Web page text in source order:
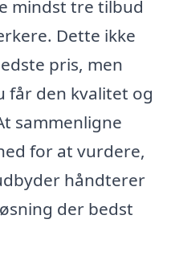
mindst tre tilbud
Dette ikke
pris, men
får den kvalitet og
sammenligne
for at vurdere,
håndterer
der bedst